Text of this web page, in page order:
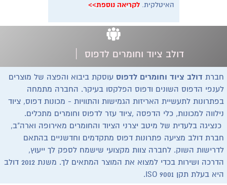
​חברת דולב ציוד וחומרים לדפוס עוסקת ביבוא והפצה של מוצרים
לענפי הדפוס השונים ודפוס הפלקסו בעיקר. החברה מתמחה
בפתרונות לתעשיית האריזות הגמישות והתוויות - מכונות דפוס, ציוד
נילווה למכונות, כלי הדפסה ,ציוד עזר לדפוס וחומרים מתכלים.
כנציגה בלעדית של מיטב יצרני הציוד והחומרים מאירופה וארה"ב,
חברת דולב מציעה פתרונות דפוס מתקדמים וחדשניים בהתאם
לדרישות השוק. לחברה צוות מקצועי שישמח לספק לך ייעוץ,
הדרכה ושירות בכדי למצוא את המוצר המתאים לך. משנת 2012 דולב
היא בעלת תקן ISO 9001.
דולב ציוד וחומרים לדפוס |
האיטלקית. לקריאה נוספת>>